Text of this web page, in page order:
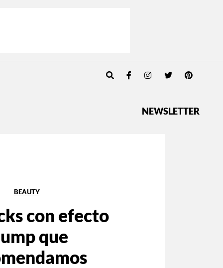
NEWSLETTER
BEAUTY
con efecto
que